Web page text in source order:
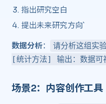
指出研究空白
提出未来研究方向`
数据分析：
请分析这组实
[统计方法] 输出：数据可
场景2：内容创作工具 ​